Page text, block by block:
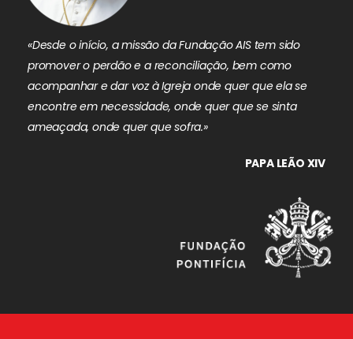
«Desde o início, a missão da Fundação AIS tem sido
promover o perdão e a reconciliação, bem como
acompanhar e dar voz à Igreja onde quer que ela se
encontre em necessidade, onde quer que se sinta
ameaçada, onde quer que sofra.»
PAPA LEÃO XIV